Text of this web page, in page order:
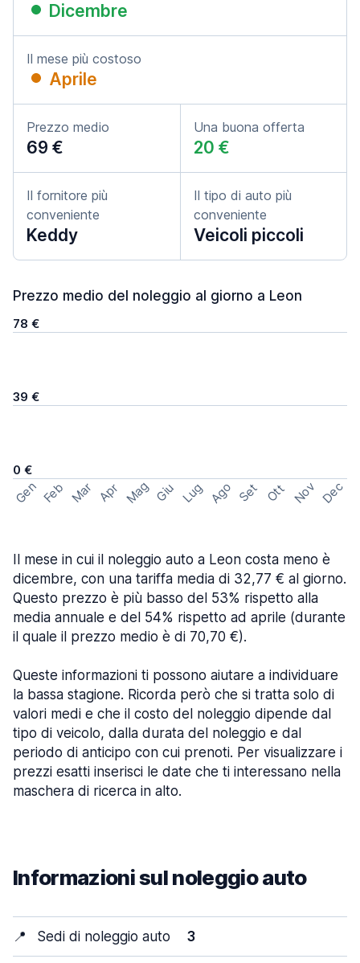
Dicembre
Il mese più costoso
Aprile
Prezzo medio
69 €
Una buona offerta
20 €
Il fornitore più
conveniente
Keddy
Il tipo di auto più
conveniente
Veicoli piccoli
Prezzo medio del noleggio al giorno a Leon
78 €
39 €
0 €
Gen Feb Mar Apr Mag Giu Lug Ago Set Ott Nov Dec
Il mese in cui il noleggio auto a Leon costa meno è
dicembre, con una tariffa media di 32,77 € al giorno.
Questo prezzo è più basso del 53% rispetto alla
media annuale e del 54% rispetto ad aprile (durante
il quale il prezzo medio è di 70,70 €).
Queste informazioni ti possono aiutare a individuare
la bassa stagione. Ricorda però che si tratta solo di
valori medi e che il costo del noleggio dipende dal
tipo di veicolo, dalla durata del noleggio e dal
periodo di anticipo con cui prenoti. Per visualizzare i
prezzi esatti inserisci le date che ti interessano nella
maschera di ricerca in alto.
Informazioni sul noleggio auto
📍 Sedi di noleggio auto 3